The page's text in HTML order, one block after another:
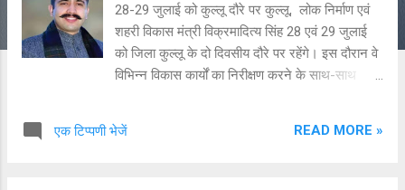
28-29 जुलाई को कुल्लू दौरे पर कुल्लू, लोक निर्माण एवं
शहरी विकास मंत्री विक्रमादित्य सिंह 28 एवं 29 जुलाई
को जिला कुल्लू के दो दिवसीय दौरे पर रहेंगे। इस दौरान वे
विभिन्न विकास कार्यों का निरीक्षण करने के साथ-साथ
मंत्री लारजी पहुंचेंगे। यहां वे सुचेहान-शांगढ़ सड़क निर्माण
एक टिप्पणी भेजें READ MORE »